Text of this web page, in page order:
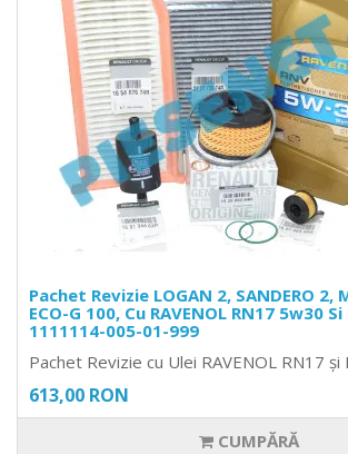
Pachet Revizie LOGAN 2, SANDERO
ECO-G 100, Cu RAVENOL RN17 5w30
1111114-005-01-999
Pachet Revizie cu Ulei RAVENOL RN17 și
613,00 RON
CUMPĂRĂ